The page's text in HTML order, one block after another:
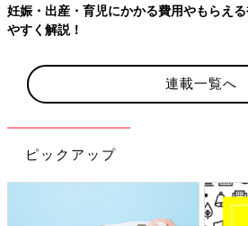
妊娠・出産・育児にかかる費用やもらえ
やすく解説！
連載一覧へ
ピックアップ